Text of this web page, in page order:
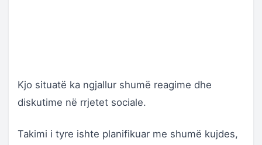
Kjo situatë ka ngjallur shumë reagime dhe
diskutime në rrjetet sociale.
Takimi i tyre ishte planifikuar me shumë kujdes,